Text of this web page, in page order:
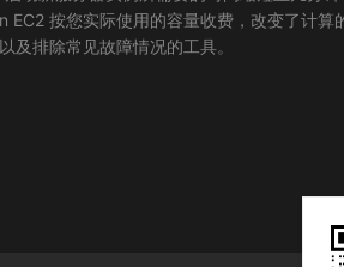
按您实际使用的容量收费，改变了计算
排除常见故障情况的工具。